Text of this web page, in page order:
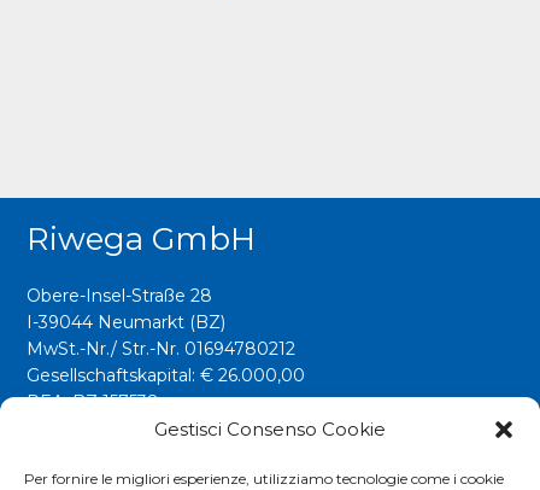
Gestisci Consenso Cookie
Per fornire le migliori esperienze, utilizziamo tecnologie come i cookie
Riwega GmbH
Obere-Insel-Straße 28
I-39044 Neumarkt (BZ)
MwSt.-Nr./ Str.-Nr. 01694780212
Gesellschaftskapital: € 26.000,00
REA: BZ 157538
info@riwega.com